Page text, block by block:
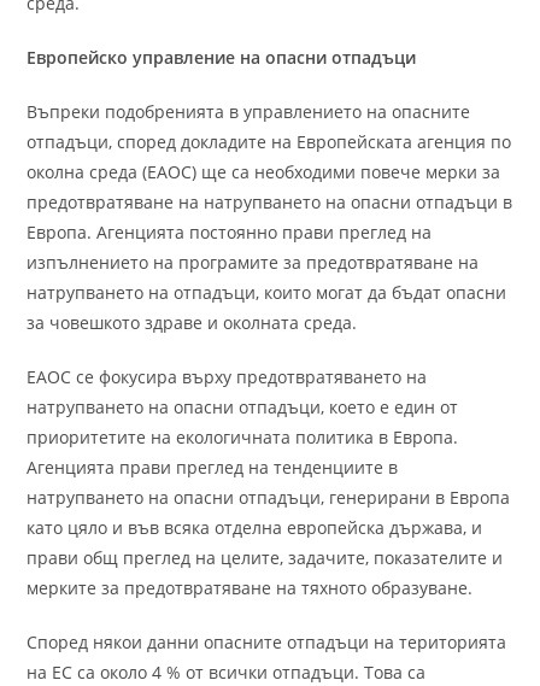
Европейско управление на опасни отпадъци
Въпреки подобренията в управлението на опасните
отпадъци, според докладите на Европейската агенция по
околна среда (ЕАОС) ще са необходими повече мерки за
предотвратяване на натрупването на опасни отпадъци в
Европа. Агенцията постоянно прави преглед на
изпълнението на програмите за предотвратяване на
натрупването на отпадъци, които могат да бъдат опасни
за човешкото здраве и околната среда.
ЕАОС се фокусира върху предотвратяването на
натрупването на опасни отпадъци, което е един от
приоритетите на екологичната политика в Европа.
Агенцията прави преглед на тенденциите в
натрупването на опасни отпадъци, генерирани в Европа
като цяло и във всяка отделна европейска държава, и
прави общ преглед на целите, задачите, показателите и
мерките за предотвратяване на тяхното образуване.
Според някои данни опасните отпадъци на територията
на ЕС са около 4 % от всички отпадъци. Това са